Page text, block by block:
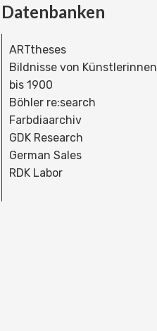
Datenbanken
ARTtheses
Bildnisse von Künstlerinnen
bis 1900
Böhler re:search
Farbdiaarchiv
GDK Research
German Sales
RDK Labor